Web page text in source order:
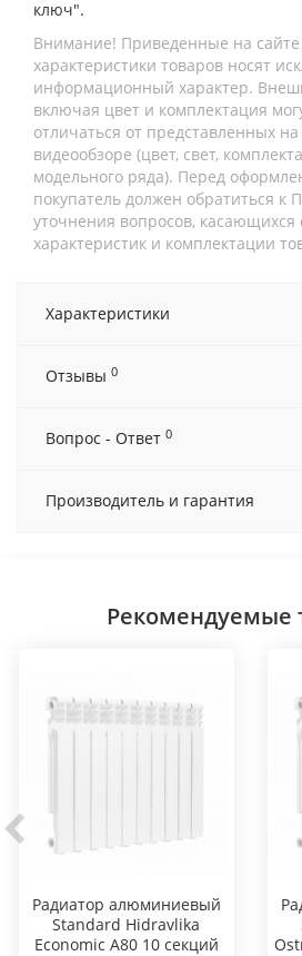
ключ".
Внимание! Приведенные на
характеристики товаров носят
информационный характер.
включая цвет и комплектация
отличаться от представленных
видеообзоре (цвет, свет,
модельного ряда). Перед
покупатель должен обратиться к
уточнения вопросов, касающихся
характеристик и комплектации
Характеристики
Отзывы 0
Вопрос - Ответ 0
Производитель и гарантия
Рекомендуемые
Радиатор алюминиевый
Standard Hidravlika
Economic A80 10 секций